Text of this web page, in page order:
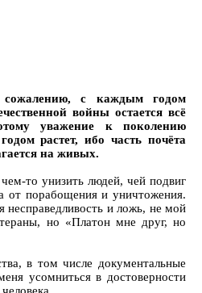
с каждым годом
войны остается всё
уважение к поколению
растет, ибо часть почёта
на живых.
то унизить людей, чей подвиг
от порабощения и уничтожения.
несправедливость и ложь, не мой
но «Платон мне друг, но
в том числе документальные
усомниться в достоверности